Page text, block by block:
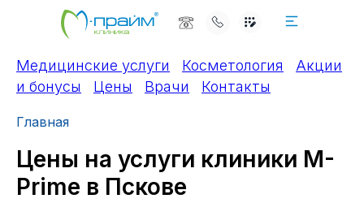
Медицинские услуги Косметология
Акции
и бонусы
Цены Врачи Контакты
Главная
Цены на услуги клиники M-
Prime в Пскове